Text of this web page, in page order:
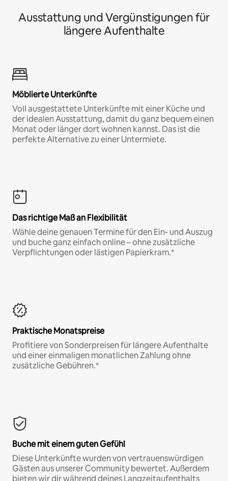
Ausstattung und Vergünstigungen für
längere Aufenthalte
Möblierte Unterkünfte
Voll ausgestattete Unterkünfte mit einer Küche und
der idealen Ausstattung, damit du ganz bequem einen
Monat oder länger dort wohnen kannst. Das ist die
perfekte Alternative zu einer Untermiete.
Das richtige Maß an Flexibilität
Wähle deine genauen Termine für den Ein- und Auszug
und buche ganz einfach online – ohne zusätzliche
Verpflichtungen oder lästigen Papierkram.*
Praktische Monatspreise
Profitiere von Sonderpreisen für längere Aufenthalte
und einer einmaligen monatlichen Zahlung ohne
zusätzliche Gebühren.*
Buche mit einem guten Gefühl
Diese Unterkünfte wurden von vertrauenswürdigen
Gästen aus unserer Community bewertet. Außerdem
bieten wir dir während deines Langzeitaufenthalts